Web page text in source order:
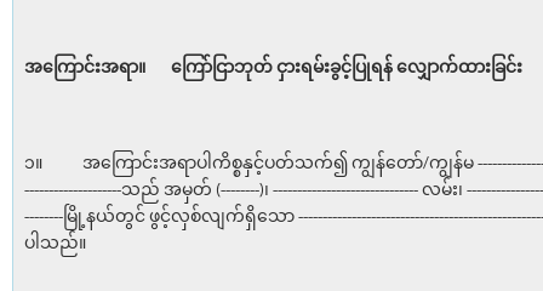
အကြောင်းအရာ။ ကြော်ငြာဘုတ် ငှားရမ်းခွင့်ပြုရန် လျှောက်ထားခြင်း
၁။ အကြောင်းအရာပါကိစ္စနှင့်ပတ်သက်၍ ကျွန်တော်/ကျွန်မ
--------------------သည် အမှတ် (--------)၊ ------------------------------ လမ်း၊
--------မြို့နယ်တွင် ဖွင့်လှစ်လျက်ရှိသော
ပါသည်။